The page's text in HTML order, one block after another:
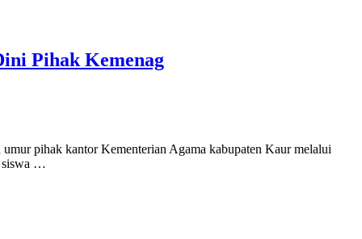
Pihak Kemenag
pihak kantor Kementerian Agama kabupaten Kaur melalui
siswa …